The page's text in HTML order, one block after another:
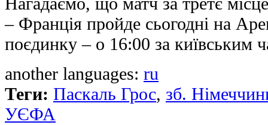
– Франція пройде сьогодні на
поєдинку – о 16:00 за київським
another languages: ru
Теги: Паскаль Грос, зб.
УЄФА